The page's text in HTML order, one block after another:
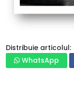
Distribuie articolul:
WhatsApp